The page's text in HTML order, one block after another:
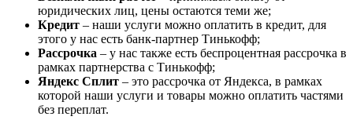
юридических лиц, цены остаются теми же;
Кредит – наши услуги можно оплатить в кредит, для
этого у нас есть банк-партнер Тинькофф;
Рассрочка – у нас также есть беспроцентная рассрочка в
рамках партнерства с Тинькофф;
Яндекс Сплит – это рассрочка от Яндекса, в рамках
которой наши услуги и товары можно оплатить частями
без переплат.